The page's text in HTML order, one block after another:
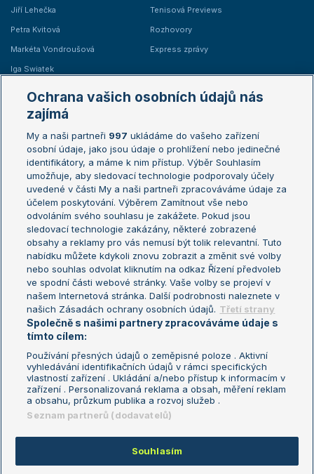
Jiří Lehečka
Petra Kvitová
Markéta Vondroušová
Iga Swiatek
Tenisová Previews
Rozhovory
Express zprávy
Žebříčky
Žebříček ATP (muži)
Žebříček WTA (ženy)
Sázkařský žebříček
Australian Open
French Open
Wimbledon
US Open
Turnaj mistrů
Turnaj mistryň
Aktualní trendy
Fotbalové přestupy
Livesport Daily
LS Prague Open
Podmínky užití
Nastavení soukromí
GDPR a žurnalistika
Reklama
Kontakt
Informace o zpracování osobních
údajů
Copyright © 2008-2026 TenisPortal.cz. Využíváme zpravodajství ČTK.
Ochrana vašich osobních údajů nás
zajímá
My a naši partneři 997 ukládáme do vašeho zařízení
osobní údaje, jako jsou údaje o prohlížení nebo jedinečné
identifikátory, a máme k nim přístup. Výběr Souhlasím
umožňuje, aby sledovací technologie podporovaly účely
uvedené v části My a naši partneři zpracováváme údaje za
účelem poskytování. Výběrem Zamítnout vše nebo
odvoláním svého souhlasu je zakážete. Pokud jsou
sledovací technologie zakázány, některé zobrazené
obsahy a reklamy pro vás nemusí být tolik relevantní. Tuto
nabídku můžete kdykoli znovu zobrazit a změnit své volby
nebo souhlas odvolat kliknutím na odkaz Řízení předvoleb
ve spodní části webové stránky. Vaše volby se projeví v
našem Internetová stránka. Další podrobnosti naleznete v
našich Zásadách ochrany osobních údajů. Třetí strany
Společně s našimi partnery zpracováváme údaje s
tímto cílem:
Používání přesných údajů o zeměpisné poloze . Aktivní
vyhledávání identifikačních údajů v rámci specifických
vlastností zařízení . Ukládání a/nebo přístup k informacím v
zařízení . Personalizovaná reklama a obsah, měření reklam
a obsahu, průzkum publika a rozvoj služeb .
Seznam partnerů (dodavatelů)
Souhlasím